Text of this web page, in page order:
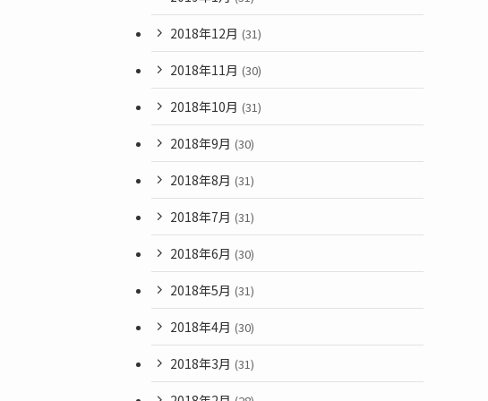
2018年12月 (31)
2018年11月 (30)
2018年10月 (31)
2018年9月 (30)
2018年8月 (31)
2018年7月 (31)
2018年6月 (30)
2018年5月 (31)
2018年4月 (30)
2018年3月 (31)